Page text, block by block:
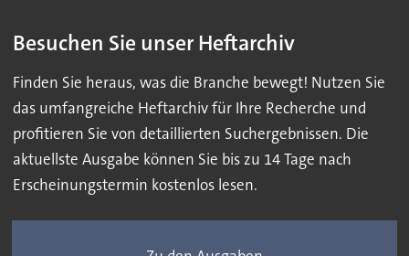
Besuchen Sie unser Heftarchiv
Finden Sie heraus, was die Branche bewegt! Nutzen Sie
das umfangreiche Heftarchiv für Ihre Recherche und
profitieren Sie von detaillierten Suchergebnissen. Die
aktuellste Ausgabe können Sie bis zu 14 Tage nach
Erscheinungstermin kostenlos lesen.